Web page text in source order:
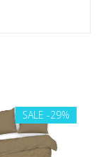
SALE -29%